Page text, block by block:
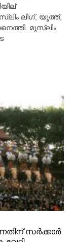
0
2
1
ലീഗ്, യൂത്ത്,
മുസ്ലിം
സ​ര്‍​ക്കാ​ര്‍